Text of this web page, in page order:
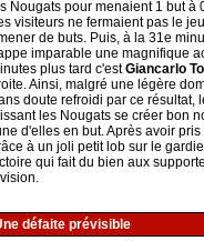
Nougats pour menaient 1 but à
visiteurs ne fermaient pas le
de buts. Puis, à la 31e
imparable une magnifique
plus tard c'estGiancarlo
Ainsi, malgré une légère
doute refroidi par ce résultat,
les Nougats se créer bon
d'elles en but. Après avoir
à un joli petit lob sur le
qui fait du bien aux
défaite prévisible